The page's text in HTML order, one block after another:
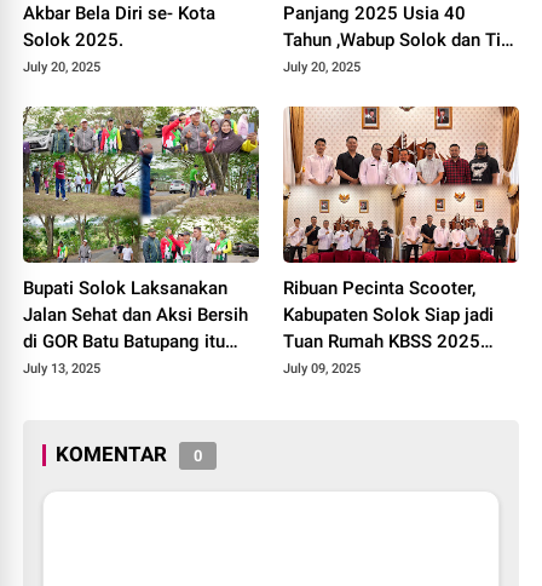
Akbar Bela Diri se- Kota
Solok 2025.
July 20, 2025
Panjang 2025 Usia 40
Tahun ,Wabup Solok dan Tim
Libas Pemko Payakumbuh
July 20, 2025
Bupati Solok Laksanakan
Jalan Sehat dan Aksi Bersih
di GOR Batu Batupang itu
Koto Baru
July 13, 2025
Ribuan Pecinta Scooter,
Kabupaten Solok Siap jadi
Tuan Rumah KBSS 2025
Akan Ramaikan Alahan
July 09, 2025
KOMENTAR 0